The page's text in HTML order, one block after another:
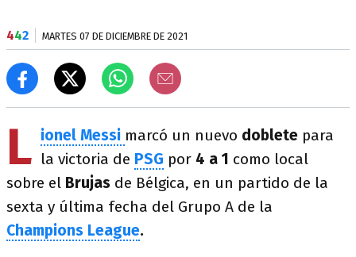
442 MARTES 07 DE DICIEMBRE DE 2021
L ionel Messi marcó un nuevo doblete para
la victoria de PSG por 4 a 1 como local
sobre el Brujas de Bélgica, en un partido de la
sexta y última fecha del Grupo A de la
Champions League.